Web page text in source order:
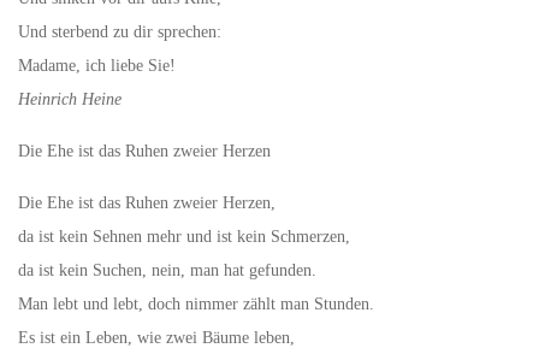
Und sterbend zu dir sprechen:
Madame, ich liebe Sie!
Heinrich Heine
Die Ehe ist das Ruhen zweier Herzen
Die Ehe ist das Ruhen zweier Herzen,
da ist kein Sehnen mehr und ist kein Schmerzen,
da ist kein Suchen, nein, man hat gefunden.
Man lebt und lebt, doch nimmer zählt man Stunden.
Es ist ein Leben, wie zwei Bäume leben,